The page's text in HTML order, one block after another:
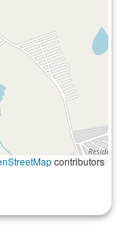
contributors